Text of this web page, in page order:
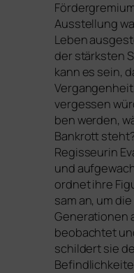
Ausstellung
Leben
der stärks­ten
kann es sein,
ver­ges­sen
ben wer­den,
Bankrott
Regisseurin
und
ord­net ihre
sam an, um
Generationen
beob­ach­tet
schil­dert sie